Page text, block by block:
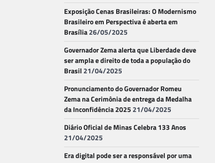
Exposição Cenas Brasileiras: O Modernismo
Brasileiro em Perspectiva é aberta em
Brasília26/05/2025
Governador Zema alerta que Liberdade deve
ser ampla e direito de toda a população do
Brasil 21/04/2025
Pronunciamento do Governador Romeu
Zema na Cerimônia de entrega da Medalha
da Inconfidência 2025 21/04/2025
Diário Oficial de Minas Celebra 133 Anos
21/04/2025
Era digital pode ser a responsável por uma